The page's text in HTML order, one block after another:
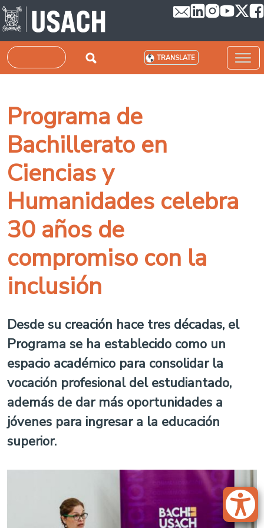
Skip to main content
Search TRANSLATE
Programa de
Bachillerato en
Ciencias y
Humanidades celebra
30 años de
compromiso con la
inclusión
Desde su creación hace tres décadas, el
Programa se ha establecido como un
espacio académico para consolidar la
vocación profesional del estudiantado,
además de dar más oportunidades a
jóvenes para ingresar a la educación
superior.